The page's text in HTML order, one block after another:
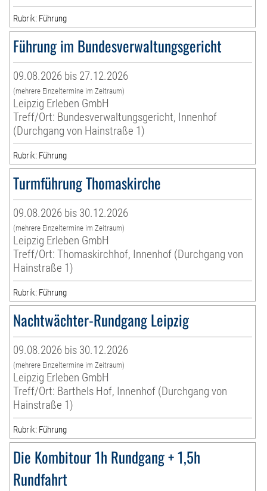
Rubrik: Führung
Führung im Bundesverwaltungsgericht
09.08.2026 bis 27.12.2026
(mehrere Einzeltermine im Zeitraum)
Leipzig Erleben GmbH
Treff/Ort: Bundesverwaltungsgericht, Innenhof
(Durchgang von Hainstraße 1)
Rubrik: Führung
Turmführung Thomaskirche
09.08.2026 bis 30.12.2026
(mehrere Einzeltermine im Zeitraum)
Leipzig Erleben GmbH
Treff/Ort: Thomaskirchhof, Innenhof (Durchgang von
Hainstraße 1)
Rubrik: Führung
Nachtwächter-Rundgang Leipzig
09.08.2026 bis 30.12.2026
(mehrere Einzeltermine im Zeitraum)
Leipzig Erleben GmbH
Treff/Ort: Barthels Hof, Innenhof (Durchgang von
Hainstraße 1)
Rubrik: Führung
Die Kombitour 1h Rundgang + 1,5h
Rundfahrt